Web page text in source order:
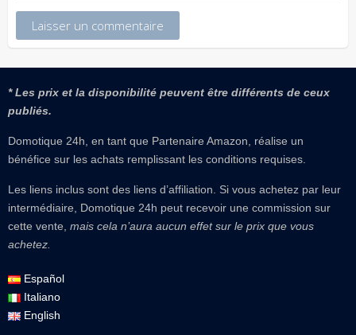
* Les prix et la disponibilité peuvent être différents de ceux
publiés.
Domotique 24h, en tant que Partenaire Amazon, réalise un
bénéfice sur les achats remplissant les conditions requises.
Les liens inclus sont des liens d’affiliation. Si vous achetez par leur
intermédiaire, Domotique 24h peut recevoir une commission sur
cette vente, mais cela n’aura aucun effet sur le prix que vous
achetez.
Español
Italiano
English